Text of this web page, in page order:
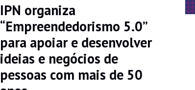
IPN organiza
“Empreendedorismo 5.0”
para apoiar e desenvolver
ideias e negócios de
pessoas com mais de 50